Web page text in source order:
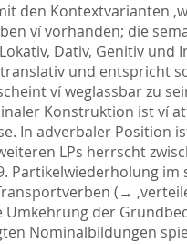
den Kontextvarianten
ví vorhanden; die
Dativ, Genitiv
und entspricht
ví weglassbar zu
Konstruktion ist ví
In adverbaler Position
LPs herrscht
Partikelwiederholung
(→
der
Nominalbildungen